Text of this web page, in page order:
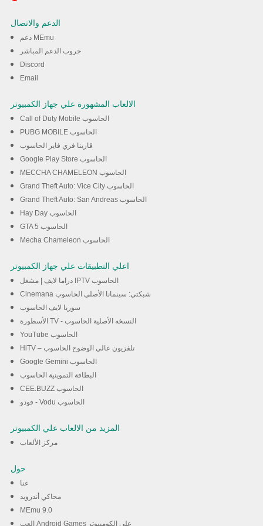
Scary Teacher 3D تخدام برنامج
الدعم والاتصال
دعم MEmu
جروب الدعم المباشر
Discord
Email
الالعاب المشهورة علي جهاز الكمبيوتر
Call of Duty Mobile الحاسوب
PUBG MOBILE الحاسوب
قارينا فري فاير الحاسوب
Google Play Store الحاسوب
MECCHA CHAMELEON الحاسوب
Grand Theft Auto: Vice City الحاسوب
Grand Theft Auto: San Andreas الحاسوب
Hay Day الحاسوب
GTA 5 الحاسوب
Mecha Chameleon الحاسوب
اعلي التطبيقات علي جهاز الكمبيوتر
دراما لايف | مشغل IPTV الحاسوب
Cinemana شبكتي: سينمانا الأصلي الحاسوب
سوريا لايف الحاسوب
الأسطورة TV - النسخه الأصلية الحاسوب
YouTube الحاسوب
HiTV – تلفزيون عالي الوضوح الحاسوب
Google Gemini الحاسوب
البطاقة التموينية الحاسوب
CEE.BUZZ الحاسوب
فودو - Vodu الحاسوب
المزيد من الالعاب علي الكمبيوتر
مركز الألعاب
حول
عنا
محاكي أندرويد
MEmu 9.0
العب Android Games على الكومبيوتر